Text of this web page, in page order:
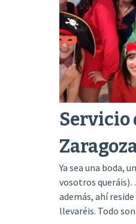
Servicio
Ya sea una boda,
vosotros
además, ahí
llevaréis. Todo